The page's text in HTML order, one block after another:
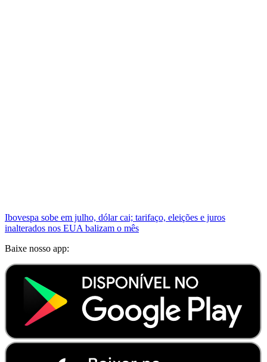
Ibovespa sobe em julho, dólar cai; tarifaço, eleições e juros
inalterados nos EUA balizam o mês
Baixe nosso app: